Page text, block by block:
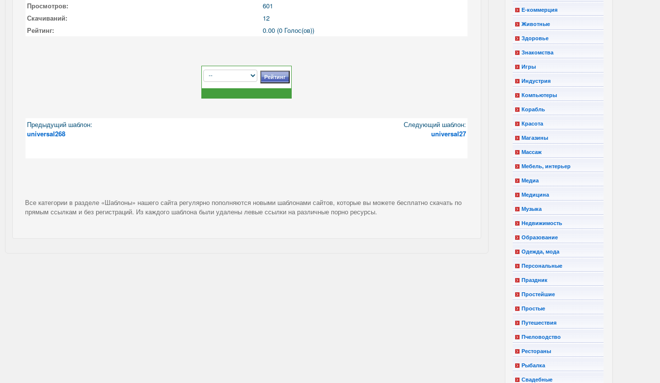
Просмотров:
601
Скачиваний:
12
Рейтинг:
0.00 (0 Голос(ов))
Предыдущий шаблон:
universal268
Следующий шаблон:
universal27
Все категории в разделе «Шаблоны» нашего сайта регулярно пополняются новыми шаблонами сайтов, которые вы можете бесплатно скачать по
прямым ссылкам и без регистраций. Из каждого шаблона были удалены левые ссылки на различные порно ресурсы.
Е-коммерция
Животные
Здоровье
Знакомства
Игры
Индустрия
Компьютеры
Корабль
Красота
Магазины
Массаж
Мебель, интерьер
Медиа
Медицина
Музыка
Недвижимость
Образование
Одежда, мода
Персональные
Праздник
Простейшие
Простые
Путешествия
Пчеловодство
Рестораны
Рыбалка
Свадебные